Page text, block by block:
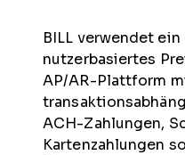
BILL verwendet
nutzerbasiertes
AP/AR-Plattform
ACH-Zahlungen,
Kartenzahlungen